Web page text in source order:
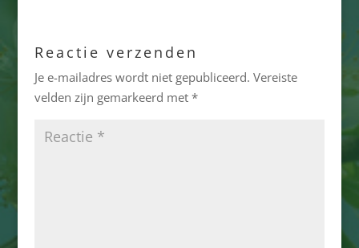
Reactie verzenden
Je e-mailadres wordt niet gepubliceerd. Vereiste
velden zijn gemarkeerd met *